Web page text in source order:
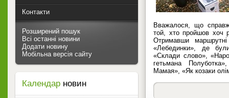
Вважалося, що
той, хто пройшов хоч
Отримавши
«Лебединки», де були
«Склади слово»,
гетьмана
Мамая», «Як козаки
Контакти
Розширений пошук
Всі останні новини
Додати новину
Мобільна версія сайту
Календар новин